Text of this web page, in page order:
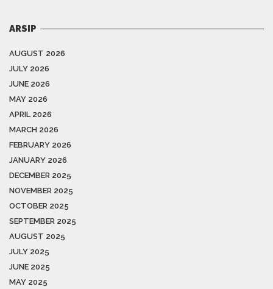
ARSIP
AUGUST 2026
JULY 2026
JUNE 2026
MAY 2026
APRIL 2026
MARCH 2026
FEBRUARY 2026
JANUARY 2026
DECEMBER 2025
NOVEMBER 2025
OCTOBER 2025
SEPTEMBER 2025
AUGUST 2025
JULY 2025
JUNE 2025
MAY 2025